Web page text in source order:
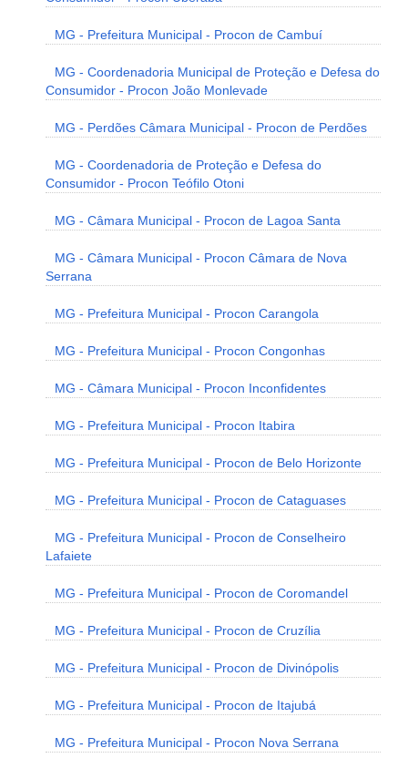
MG - Prefeitura Municipal - Procon de Cambuí
MG - Coordenadoria Municipal de Proteção e Defesa do
Consumidor - Procon João Monlevade
MG - Perdões Câmara Municipal - Procon de Perdões
MG - Coordenadoria de Proteção e Defesa do
Consumidor - Procon Teófilo Otoni
MG - Câmara Municipal - Procon de Lagoa Santa
MG - Câmara Municipal - Procon Câmara de Nova
Serrana
MG - Prefeitura Municipal - Procon Carangola
MG - Prefeitura Municipal - Procon Congonhas
MG - Câmara Municipal - Procon Inconfidentes
MG - Prefeitura Municipal - Procon Itabira
MG - Prefeitura Municipal - Procon de Belo Horizonte
MG - Prefeitura Municipal - Procon de Cataguases
MG - Prefeitura Municipal - Procon de Conselheiro
Lafaiete
MG - Prefeitura Municipal - Procon de Coromandel
MG - Prefeitura Municipal - Procon de Cruzília
MG - Prefeitura Municipal - Procon de Divinópolis
MG - Prefeitura Municipal - Procon de Itajubá
MG - Prefeitura Municipal - Procon Nova Serrana